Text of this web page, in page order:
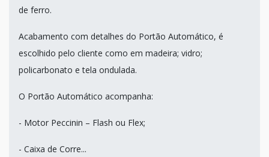
de ferro.
Acabamento com detalhes do Portão Automático, é
escolhido pelo cliente como em madeira; vidro;
policarbonato e tela ondulada.
O Portão Automático acompanha:
- Motor Peccinin – Flash ou Flex;
- Caixa de Corre...